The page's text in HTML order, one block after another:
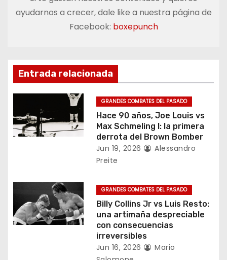
g
i
ó
n
d
e
n
t
ayudarnos a crecer, dale like a nuestra página de
Facebook: boxepunch
Entrada relacionada
GRANDES COMBATES DEL PASADO
Hace 90 años, Joe Louis vs
Max Schmeling I: la primera
derrota del Brown Bomber
Jun 19, 2026
Alessandro
Preite
GRANDES COMBATES DEL PASADO
Billy Collins Jr vs Luis Resto:
una artimaña despreciable
con consecuencias
irreversibles
Jun 16, 2026
Mario